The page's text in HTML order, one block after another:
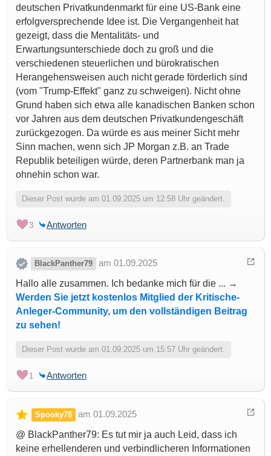
deutschen Privatkundenmarkt für eine US-Bank eine
erfolgversprechende Idee ist. Die Vergangenheit hat
gezeigt, dass die Mentalitäts- und
Erwartungsunterschiede doch zu groß und die
verschiedenen steuerlichen und bürokratischen
Herangehensweisen auch nicht gerade förderlich sind
(vom "Trump-Effekt" ganz zu schweigen). Nicht ohne
Grund haben sich etwa alle kanadischen Banken schon
vor Jahren aus dem deutschen Privatkundengeschäft
zurückgezogen. Da würde es aus meiner Sicht mehr
Sinn machen, wenn sich JP Morgan z.B. an Trade
Republik beteiligen würde, deren Partnerbank man ja
ohnehin schon war.
Dieser Post wurde am 01.09.2025 um 12:58 Uhr geändert.
3 Antworten
BlackPanther79
am 01.09.2025
Hallo alle zusammen. Ich bedanke mich für die ... →
Werden Sie jetzt kostenlos Mitglied der Kritische-
Anleger-Community, um den vollständigen Beitrag
zu sehen!
Dieser Post wurde am 01.09.2025 um 15:57 Uhr geändert.
1 Antworten
Spooky78
am 01.09.2025
@ BlackPanther79: Es tut mir ja auch Leid, dass ich
keine erhellenderen und verbindlicheren Informationen